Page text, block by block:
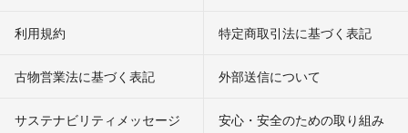
利用規約 特定商取引法に基づく表記
古物営業法に基づく表記 外部送信について
サステナビリティメッセージ 安心・安全のための取り組み